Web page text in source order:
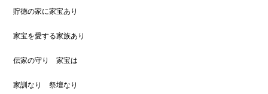
開
貯徳の家に家宝あり
家宝を愛する家族あり
伝家の守り 家宝は
家訓なり 祭壇なり